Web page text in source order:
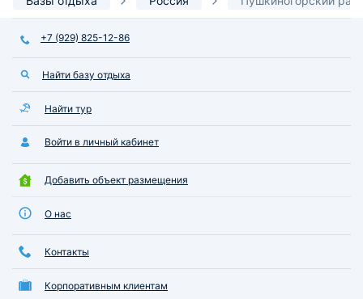
+7 (929) 825-12-86
Найти базу отдыха
Найти тур
Войти в личный кабинет
Добавить объект размещения
О нас
Контакты
Корпоративным клиентам